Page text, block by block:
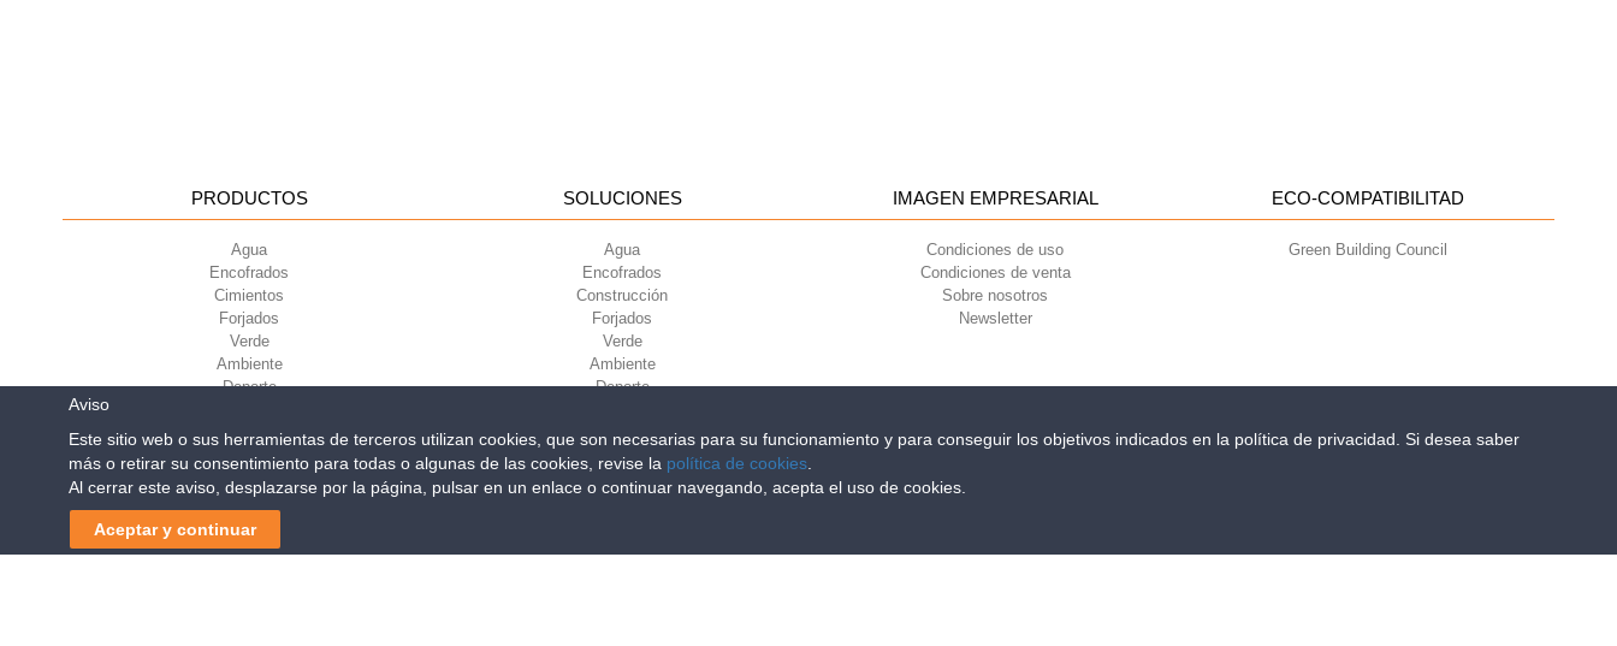
Navegación
El espacio es dinero: reduzca el espacio de almacenamiento
PRODUCTOS
Agua
Encofrados
Cimientos
Forjados
Verde
Ambiente
Deporte
SOLUCIONES
Agua
Encofrados
Construcción
Forjados
Verde
Ambiente
Deporte
IMAGEN EMPRESARIAL
Condiciones de uso
Condiciones de venta
Sobre nosotros
Newsletter
ECO-COMPATIBILITAD
Green Building Council
Geoplast S.p.A.| Via Martiri della Libertà, 6/8 - 35010 Grantorto (Padova) ITALY - Tel
Reg. Impr. PD. n. 03285310284 - R.E.A. n. 300667 P.IVA e C.F. 03285310284 | Cap. Soc. Euro 2.000.000 i.v. |
Aviso
Este sitio web o sus herramientas de terceros utilizan cookies, que son necesarias para su funcionamiento y para conseguir los objetivos indicados en la política de privacidad. Si desea saber
más o retirar su consentimiento para todas o algunas de las cookies, revise la política de cookies
Al cerrar este aviso, desplazarse por la página, pulsar en un enlace o continuar navegando, acepta el uso de cookies.
Aceptar y continuar